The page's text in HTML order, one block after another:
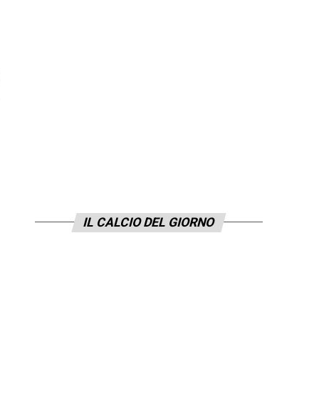
IL CALCIO DEL GIORNO